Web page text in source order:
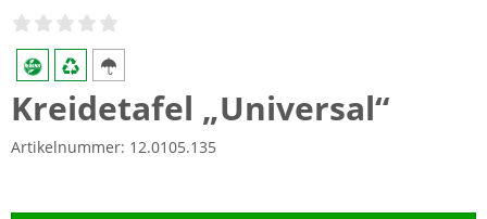
Kreidetafel „Universal“
Artikelnummer: 12.0105.135